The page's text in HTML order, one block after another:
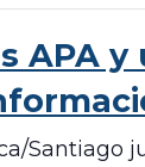
APA y
Santiago